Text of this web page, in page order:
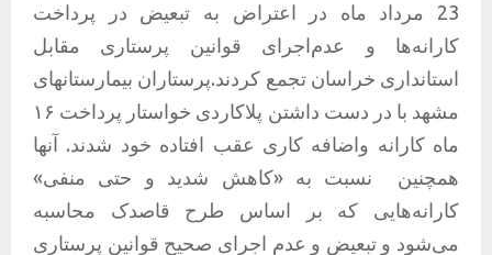
23 مرداد ماه در اعتراض به تبعیض در پرداخت
کارانه‌ها و عدم‌اجرای قوانین پرستاری مقابل
استانداری خراسان تجمع کردند.پرستاران بیمارستانهای
مشهد با در دست داشتن پلاکاردی خواستار پرداخت ۱۶
ماه کارانه واضافه کاری عقب افتاده خود شدند. آنها
همچنین
نسبت به «کاهش شدید و حتی منفی»
کارانه‌هایی که بر اساس طرح قاصدک محاسبه
می‌شود و تبعیض و عدم اجرای صحیح قوانین پرستاری